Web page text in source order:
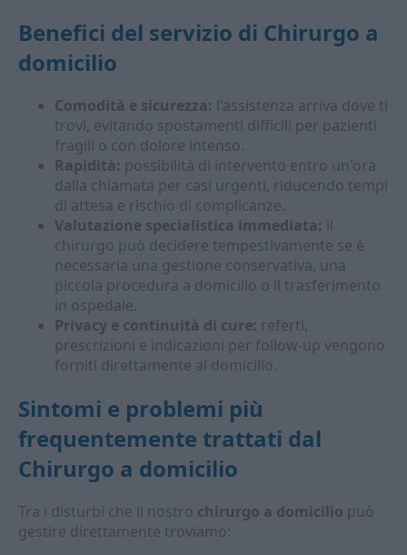
Benefici del servizio di Chirurgo a
domicilio
Comodità e sicurezza: l'assistenza arriva dove ti
trovi, evitando spostamenti difficili per pazienti
fragili o con dolore intenso.
Rapidità: possibilità di intervento entro un'ora
dalla chiamata per casi urgenti, riducendo tempi
di attesa e rischio di complicanze.
Valutazione specialistica immediata:
chirurgo può decidere tempestivamente se è
necessaria una gestione conservativa, una
piccola procedura a domicilio o il trasferimento
in ospedale.
Privacy e continuità di cure: referti,
prescrizioni e indicazioni per follow-up vengono
forniti direttamente al domicilio.
Sintomi e problemi più
frequentemente trattati dal
Chirurgo a domicilio
Tra i disturbi che il nostro chirurgo a domicilio può
gestire direttamente troviamo: